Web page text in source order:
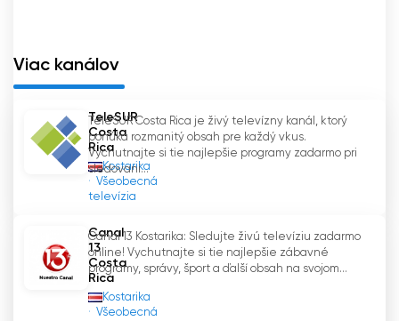
Viac kanálov
TeleSUR
Costa
Rica
Kostarika
Všeobecná
televízia
TeleSUR Costa Rica je živý televízny kanál, ktorý
ponúka rozmanitý obsah pre každý vkus.
Vychutnajte si tie najlepšie programy zadarmo pri
sledovaní...
Canal
13
Costa
Rica
Kostarika
Všeobecná
Canal 13 Kostarika: Sledujte živú televíziu zadarmo
online! Vychutnajte si tie najlepšie zábavné
programy, správy, šport a ďalší obsah na svojom...